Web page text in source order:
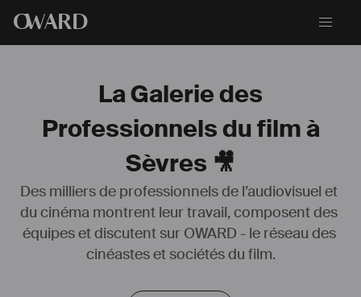
OWARD
La Galerie des
Professionnels du film à
Sèvres 🎥
Des milliers de professionnels de l’audiovisuel et
du cinéma montrent leur travail, composent des
équipes et discutent sur OWARD - le réseau des
cinéastes et sociétés du film.